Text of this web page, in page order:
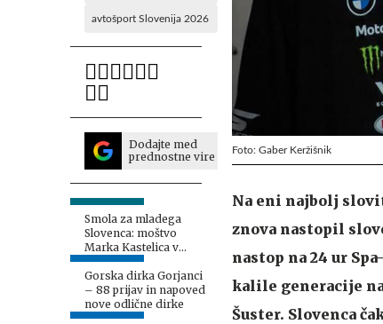
avtošport Slovenija 2026
Dodajte med
prednostne vire
Smola za mladega
Slovenca: moštvo
Marka Kastelica v
Belgiji zaključilo
predčasno
Gorska dirka Gorjanci
– 88 prijav in napoved
nove odlične dirke
Foto: Gaber Keržišnik
Na eni najbolj
znova nastopil
nastop na 24 ur
kalile generacije
Šuster. Slovenca